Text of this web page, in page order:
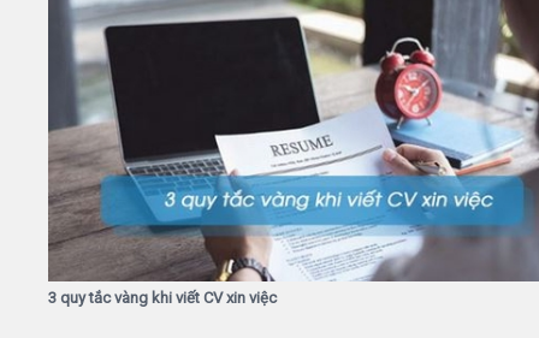
3 quy tắc vàng khi viết CV xin việc